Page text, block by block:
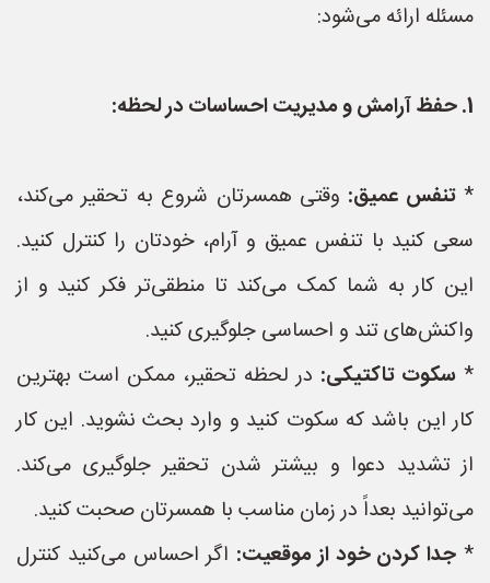
مسئله ارائه می‌شود:
1. حفظ آرامش و مدیریت احساسات در لحظه:
*تنفس عمیق: وقتی همسرتان شروع به تحقیر می‌کند،
سعی کنید با تنفس عمیق و آرام، خودتان را کنترل کنید.
این کار به شما کمک می‌کند تا منطقی‌تر فکر کنید و از
واکنش‌های تند و احساسی جلوگیری کنید.
* سکوت تاکتیکی: در لحظه تحقیر، ممکن است بهترین
کار این باشد که سکوت کنید و وارد بحث نشوید. این کار
از تشدید دعوا و بیشتر شدن تحقیر جلوگیری می‌کند.
می‌توانید بعداً در زمان مناسب با همسرتان صحبت کنید.
* جدا کردن خود از موقعیت: اگر احساس می‌کنید کنترل